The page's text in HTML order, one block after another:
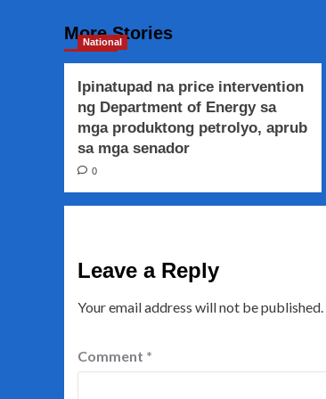
More Stories
National
Ipinatupad na price intervention
ng Department of Energy sa
mga produktong petrolyo, aprub
sa mga senador
0
Leave a Reply
Your email address will not be published.
Comment *